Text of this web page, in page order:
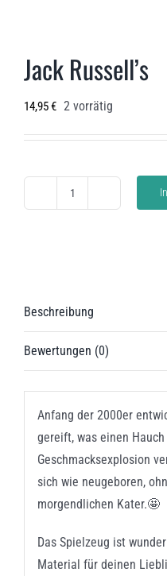
Jack Russell’s
14,95€ 2 vorrätig
Beschreibung
Bewertungen (0)
Anfang der 2000er
gereift, was einen
Geschmacksexplosion
sich wie neugeboren,
morgendlichen Kater.🤩
Das Spielzeug ist
Material für deinen